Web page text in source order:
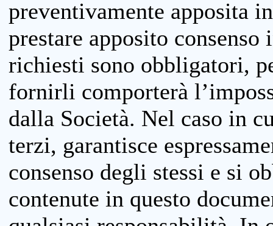
preventivamente apposita
prestare apposito
richiesti sono obbligatori,
fornirli comporterà
dalla Società. Nel caso in
terzi, garantisce
consenso degli stessi e si
contenute in questo